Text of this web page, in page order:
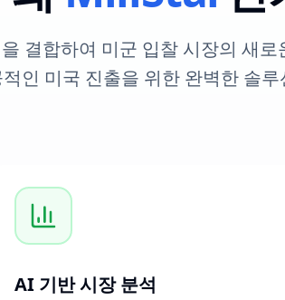
결합하여 미군 입찰 시장의 새
인 미국 진출을 위한 완벽한 솔
AI 기반 시장 분석